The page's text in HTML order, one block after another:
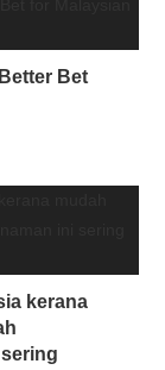
Bet
kerana